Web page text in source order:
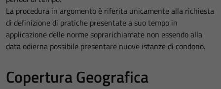
La procedura in argomento è riferita unicamente alla richiesta
di definizione di pratiche presentate a suo tempo in
applicazione delle norme soprarichiamate non essendo alla
data odierna possibile presentare nuove istanze di condono.
Copertura Geografica